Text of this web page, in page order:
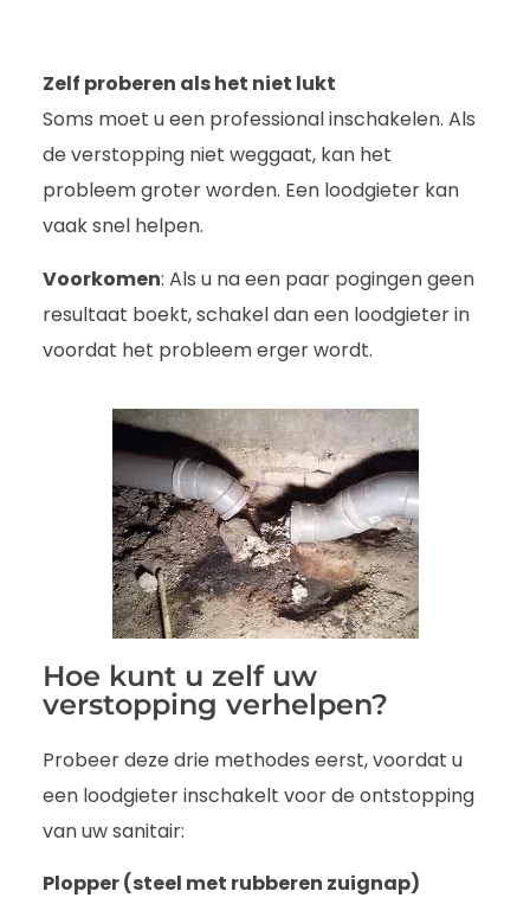
Zelf proberen als het niet lukt
Soms moet u een professional inschakelen. Als
de verstopping niet weggaat, kan het
probleem groter worden. Een loodgieter kan
vaak snel helpen.
Voorkomen: Als u na een paar pogingen geen
resultaat boekt, schakel dan een loodgieter in
voordat het probleem erger wordt.
Hoe kunt u zelf uw
verstopping verhelpen?
Probeer deze drie methodes eerst, voordat u
een loodgieter inschakelt voor de ontstopping
van uw sanitair:
Plopper (steel met rubberen zuignap)